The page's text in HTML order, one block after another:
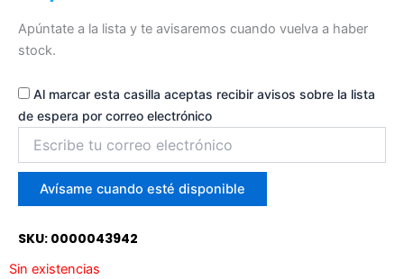
Apúntate a la lista y te avisaremos cuando vuelva a haber
stock.
Al marcar esta casilla aceptas recibir avisos sobre la lista
de espera por correo electrónico
correo
para
unirte
la
lista
Avísame cuando esté disponible
SKU: 0000043942
Sin existencias